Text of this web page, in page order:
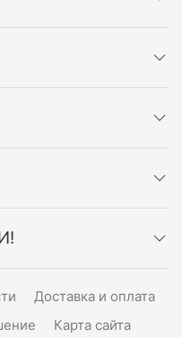
Доставка и оплата
Карта сайта